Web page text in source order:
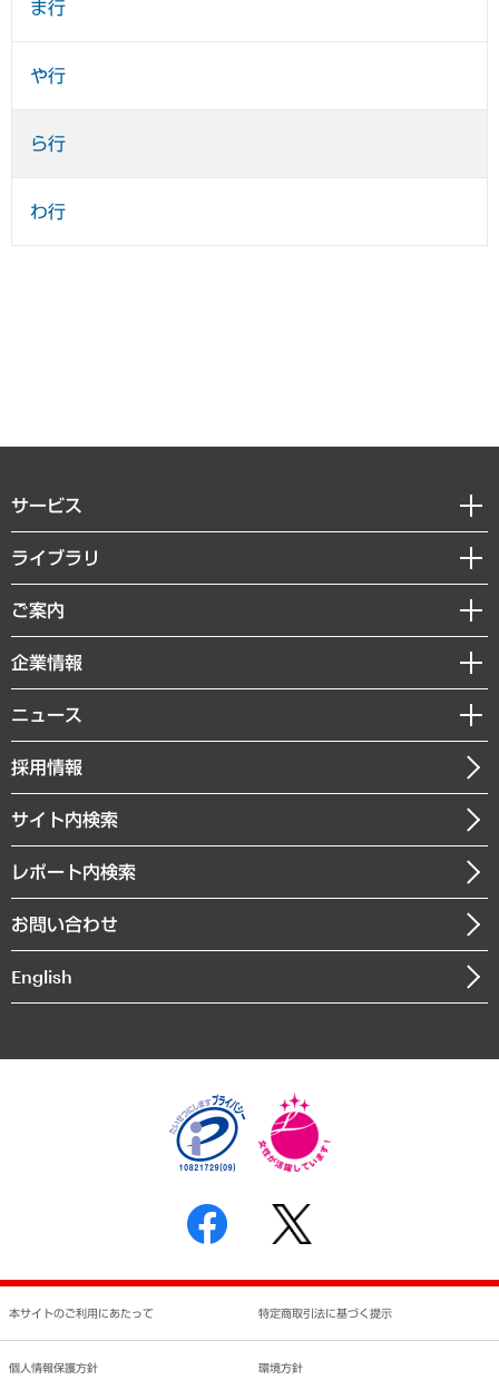
ま行
や行
ら行
わ行
サービス
経営戦略
組織・人事戦略
デジタルイノベーション
共生・ダイバーシティ
GRC（ガバナンス・リスク・コンプライアンス）・防災（政策）
経済・産業・雇用・労働
まちづくり・観光・交通・スポーツ・スマートシティ
自然資源・農林水産業・食料システム
ライブラリ
経済調査
レポート
コラム
経営用語集
受託・受注実績（官公庁関連）
メディア掲載・出演
ご案内
セミナー・イベント情報
MUFGビジネスセミナー
受託案件情報
企業情報
私たちの想い
社長メッセージ
会社概要
沿革
組織図・本部部室紹介
インドネシア現地法人
個人情報保護方針
反社会的勢力に対する基本方針
書面による個人情報の開示等の請求の手続きについて
ニュース
ニュースリリース
お知らせ
採用情報
サイト内検索
レポート内検索
お問い合わせ
English
本サイトのご利用にあたって 特定商取引法に基づく提示
個人情報保護方針 環境方針